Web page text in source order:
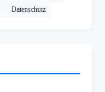
Datenschutz